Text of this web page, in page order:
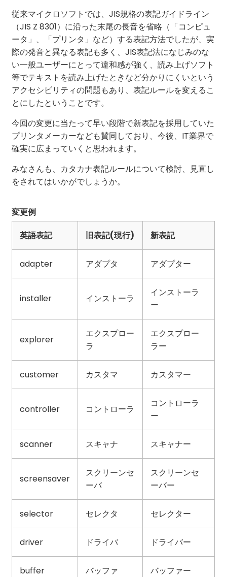
従来マイクロソフトでは、JIS規格の表記ガイドライン
（JIS Z 8301）に沿った末尾の長音を省略（「コンピュ
ータ」、「プリンタ」など）する表記方法でしたが、実
際の発音と異なる表記も多く、JIS表記法になじみのな
い一般ユーザーにとって違和感が強く、読み上げソフト
等でテキストを読み上げたときなど分かりにくいという
アクセシビリティの問題もあり、表記ルールを変えるこ
とにしたということです。
今回の変更に当たって早い段階で新表記を採用していた
プリンタメーカーなども賛同しており、今後、IT業界で
確実に広まっていくと思われます。
みなさんも、カタカナ表記ルールについて検討、見直し
をされてはいかがでしょうか。
変更例
英語表記
旧表記(現行) 新表記
adapter アダプタ アダプター
installer インストーラ
インストーラ
ー
explorer
エクスプロー
ラ
エクスプロー
ラー
customer カスタマ カスタマー
controller コントローラ
コントローラ
ー
scanner スキャナ スキャナー
screensaver
スクリーンセ
ーバ
スクリーンセ
ーバー
selector セレクタ セレクター
driver ドライバ ドライバー
buffer バッファ バッファー